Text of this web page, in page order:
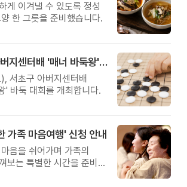
게 이겨낼 수 있도록 정성
한 그릇을 준비했습니다.
제3회 서초구 아버지센터배 '매너 바둑왕' 대회
서초구 아버지센터배
' 바둑 대회를 개최합니다.
가족 마음여행' 신청 안내
음을 쉬어가며 가족의
보는 특별한 시간을 준비해